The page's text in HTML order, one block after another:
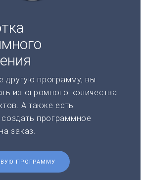
другую программу, вы
из огромного количества
А также есть
программное
заказ.
ПРОГРАММУ